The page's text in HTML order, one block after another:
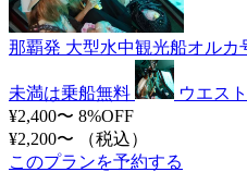
那覇発 大型水中観光船オル
未満は乗船無料
ウエス
¥2,400〜 8%OFF
¥2,200〜
（税込）
このプランを予約する